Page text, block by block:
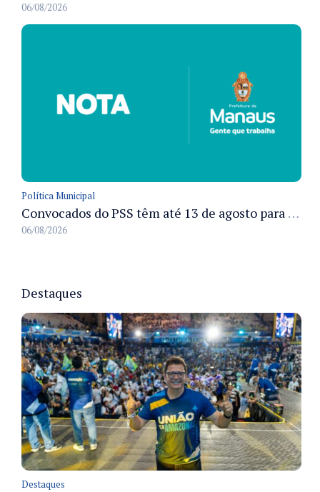
06/08/2026
Política Municipal
Convocados do PSS têm até 13 de agosto para cumprir pré-admissionais para vacinação antirrábica animal em Manaus
06/08/2026
Destaques
Destaques